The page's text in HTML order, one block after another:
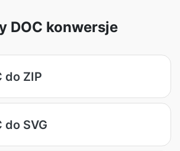
DOC konwersje
do ZIP
do SVG